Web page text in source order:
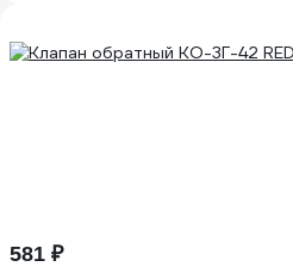
581 ₽